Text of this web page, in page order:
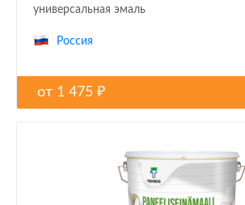
универсальная эмаль
Россия
от 1 475 ₽